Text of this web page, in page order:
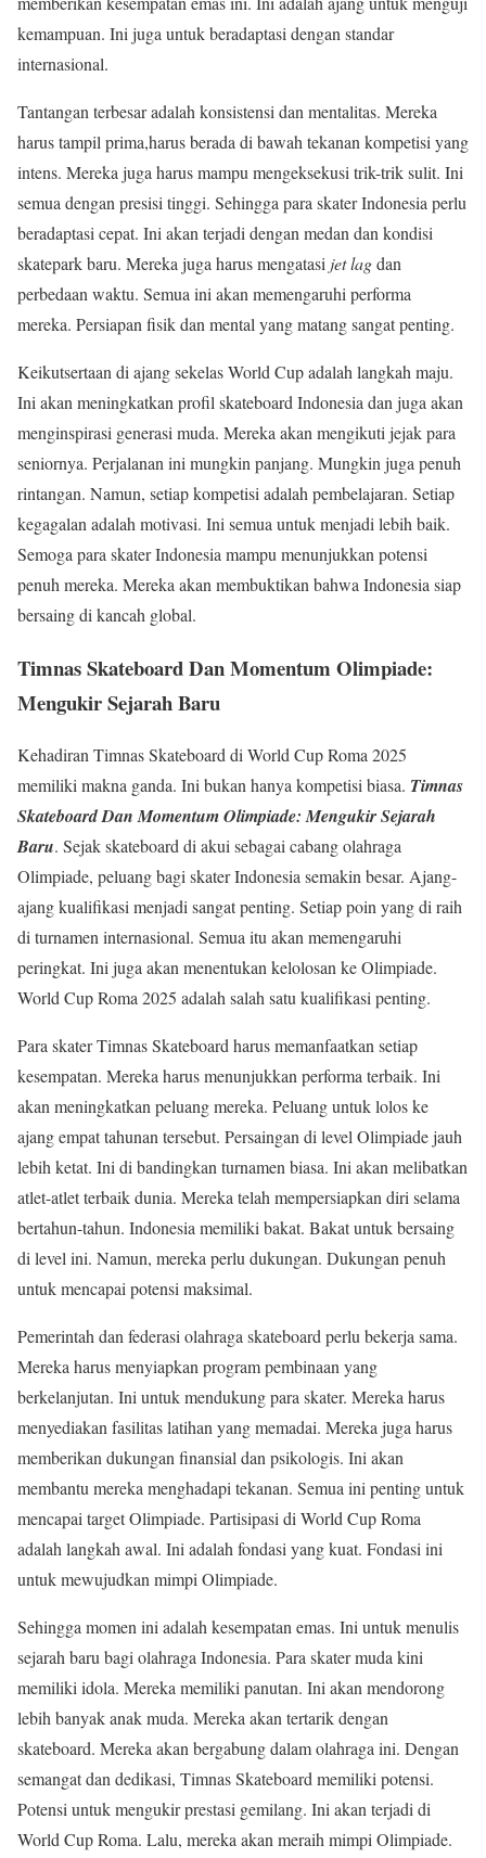
kemampuan. Ini juga untuk beradaptasi dengan standar
internasional.
Tantangan terbesar adalah konsistensi dan mentalitas. Mereka
harus tampil prima,harus berada di bawah tekanan kompetisi yang
intens. Mereka juga harus mampu mengeksekusi trik-trik sulit. Ini
semua dengan presisi tinggi. Sehingga para skater Indonesia perlu
beradaptasi cepat. Ini akan terjadi dengan medan dan kondisi
skatepark baru. Mereka juga harus mengatasi jet lagdan
perbedaan waktu. Semua ini akan memengaruhi performa
mereka. Persiapan fisik dan mental yang matang sangat penting.
Keikutsertaan di ajang sekelas World Cup adalah langkah maju.
Ini akan meningkatkan profil skateboard Indonesia dan juga akan
menginspirasi generasi muda. Mereka akan mengikuti jejak para
seniornya. Perjalanan ini mungkin panjang. Mungkin juga penuh
rintangan. Namun, setiap kompetisi adalah pembelajaran. Setiap
kegagalan adalah motivasi. Ini semua untuk menjadi lebih baik.
Semoga para skater Indonesia mampu menunjukkan potensi
penuh mereka. Mereka akan membuktikan bahwa Indonesia siap
bersaing di kancah global.
Timnas Skateboard Dan Momentum Olimpiade:
Mengukir Sejarah Baru
Kehadiran Timnas Skateboard di World Cup Roma 2025
memiliki makna ganda. Ini bukan hanya kompetisi biasa. Timnas
Skateboard Dan Momentum Olimpiade: Mengukir Sejarah
Baru. Sejak skateboard di akui sebagai cabang olahraga
Olimpiade, peluang bagi skater Indonesia semakin besar. Ajang-
ajang kualifikasi menjadi sangat penting. Setiap poin yang di raih
di turnamen internasional. Semua itu akan memengaruhi
peringkat. Ini juga akan menentukan kelolosan ke Olimpiade.
World Cup Roma 2025 adalah salah satu kualifikasi penting.
Para skater Timnas Skateboard harus memanfaatkan setiap
kesempatan. Mereka harus menunjukkan performa terbaik. Ini
akan meningkatkan peluang mereka. Peluang untuk lolos ke
ajang empat tahunan tersebut. Persaingan di level Olimpiade jauh
lebih ketat. Ini di bandingkan turnamen biasa. Ini akan melibatkan
atlet-atlet terbaik dunia. Mereka telah mempersiapkan diri selama
bertahun-tahun. Indonesia memiliki bakat. Bakat untuk bersaing
di level ini. Namun, mereka perlu dukungan. Dukungan penuh
untuk mencapai potensi maksimal.
Pemerintah dan federasi olahraga skateboard perlu bekerja sama.
Mereka harus menyiapkan program pembinaan yang
berkelanjutan. Ini untuk mendukung para skater. Mereka harus
menyediakan fasilitas latihan yang memadai. Mereka juga harus
memberikan dukungan finansial dan psikologis. Ini akan
membantu mereka menghadapi tekanan. Semua ini penting untuk
mencapai target Olimpiade. Partisipasi di World Cup Roma
adalah langkah awal. Ini adalah fondasi yang kuat. Fondasi ini
untuk mewujudkan mimpi Olimpiade.
Sehingga momen ini adalah kesempatan emas. Ini untuk menulis
sejarah baru bagi olahraga Indonesia. Para skater muda kini
memiliki idola. Mereka memiliki panutan. Ini akan mendorong
lebih banyak anak muda. Mereka akan tertarik dengan
skateboard. Mereka akan bergabung dalam olahraga ini. Dengan
semangat dan dedikasi, Timnas Skateboard memiliki potensi.
Potensi untuk mengukir prestasi gemilang. Ini akan terjadi di
World Cup Roma. Lalu, mereka akan meraih mimpi Olimpiade.